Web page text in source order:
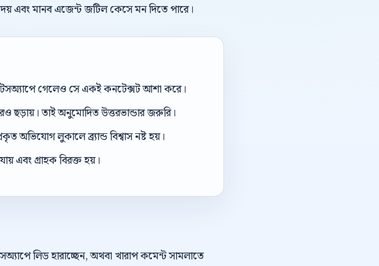
এবং মানব এজেন্ট জটিল কেসে মন দিতে পারে।
গেলেও সে একই কনটেক্সট আশা করে।
ছড়ায়। তাই অনুমোদিত উত্তরভান্ডার জরুরি।
অভিযোগ লুকালে ব্র্যান্ড বিশ্বাস নষ্ট হয়।
এবং গ্রাহক বিরক্ত হয়।
লিড হারাচ্ছেন, অথবা খারাপ কমেন্ট সামলাতে